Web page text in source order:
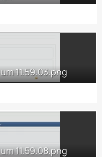
11.59.03.png
11.59.08.png